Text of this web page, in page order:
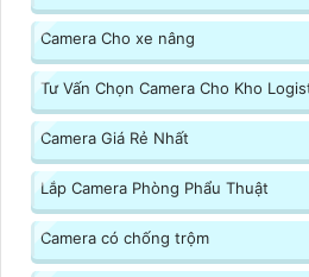
Camera Cho xe nâng
Tư Vấn Chọn Camera Cho Kho
Camera Giá Rẻ Nhất
Lắp Camera Phòng Phẩu Thuật
Camera có chống trộm